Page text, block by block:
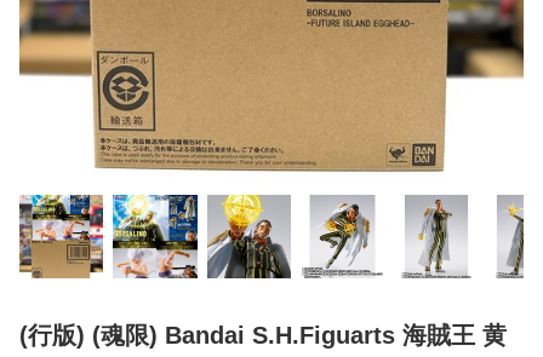
(行版) (魂限) Bandai S.H.Figuarts 海賊王 黄